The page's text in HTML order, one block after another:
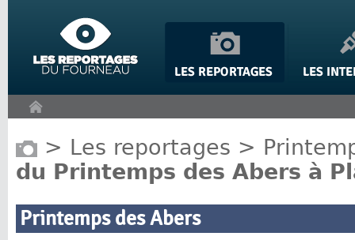
> Les reportages >
du Printemps des Abers à
Printemps des Abers